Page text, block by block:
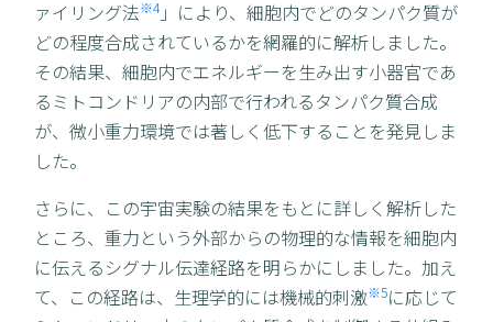
ァイリング法※4 」により、細胞内でどのタンパク質が
どの程度合成されているかを網羅的に解析しました。
その結果、細胞内でエネルギーを生み出す小器官であ
るミトコンドリアの内部で行われるタンパク質合成
が、微小重力環境では著しく低下することを発見しま
した。
さらに、この宇宙実験の結果をもとに詳しく解析した
ところ、重力という外部からの物理的な情報を細胞内
に伝えるシグナル伝達経路を明らかにしました。加え
て、この経路は、生理学的には機械的刺激※5に応じて